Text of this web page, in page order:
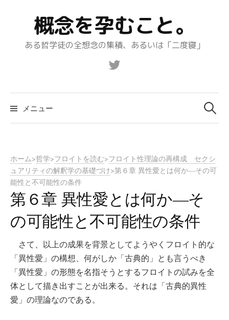
キ
概念を孕むこと。
ある哲学徒の全想念の集積、あるいは「二度寝」
メニュー 検
ホーム>哲学>フロイトを読む>フロイト性理論の再構成 セクシ
ュアリティの解釈学の基礎づけ>第６章 異性愛とは何か―その可
能性と不可能性の条件
第６章 異性愛とは何か―そ
の可能性と不可能性の条件
さて、以上の成果を背景としてようやくフロイト的な
「異性愛」の構想、何がしか「古典的」とも言うべき
「異性愛」の形態を名指そうとするフロイトの試みを全
体として描き出すことが出来る。それは「古典的異性
愛」の理論なのである。